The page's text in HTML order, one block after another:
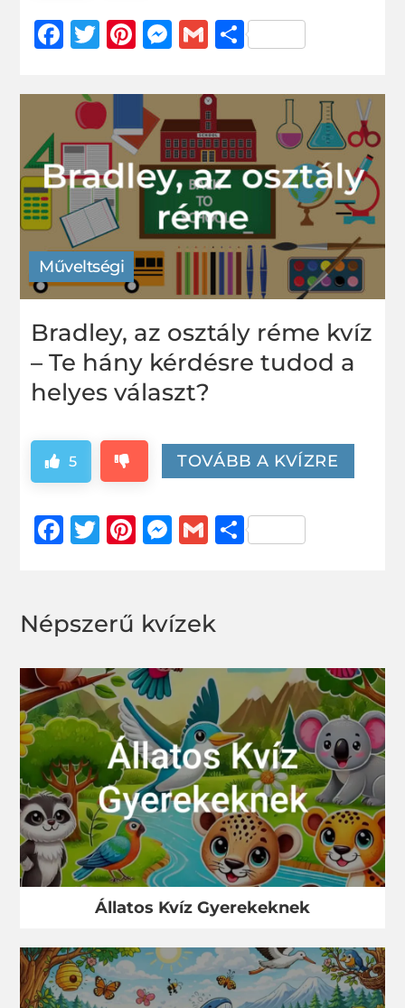
Facebook
Twitter
Pinterest
Messenger
GmailOssza
Műveltségi
Bradley, az osztály réme kvíz
– Te hány kérdésre tudod a
helyes választ?
5 TOVÁBB A KVÍZRE
Facebook
Twitter
Pinterest
Messenger
GmailOssza
Népszerű kvízek
Állatos Kvíz Gyerekeknek